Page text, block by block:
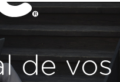
de vos